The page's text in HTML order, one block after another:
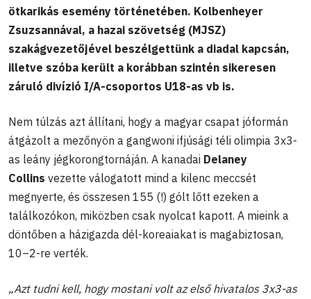
ötkarikás esemény történetében. Kolbenheyer
Zsuzsannával, a hazai szövetség (MJSZ)
szakágvezetőjével beszélgettünk a diadal kapcsán,
illetve szóba került a korábban szintén sikeresen
záruló divízió I/A-csoportos U18-as vb is.
Nem túlzás azt állítani, hogy a magyar csapat jóformán
átgázolt a mezőnyön a gangwoni ifjúsági téli olimpia 3x3-
as leány jégkorongtornáján. A kanadai Delaney
Collins vezette válogatott mind a kilenc meccsét
megnyerte, és összesen 155 (!) gólt lőtt ezeken a
találkozókon, miközben csak nyolcat kapott. A mieink a
döntőben a házigazda dél-koreaiakat is magabiztosan,
10–2-re verték.
„Azt tudni kell, hogy mostani volt az első hivatalos 3x3-as